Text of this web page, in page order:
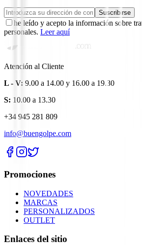
Suscribirse
he leído y acepto la información sobre
personales. Leer aquí
Atención al Cliente
L - V: 9.00 a 14.00 y 16.00 a 19.30
S: 10.00 a 13.30
+34 945 281 809
info@buengolpe.com
Promociones
NOVEDADES
MARCAS
PERSONALIZADOS
OUTLET
Enlaces del sitio